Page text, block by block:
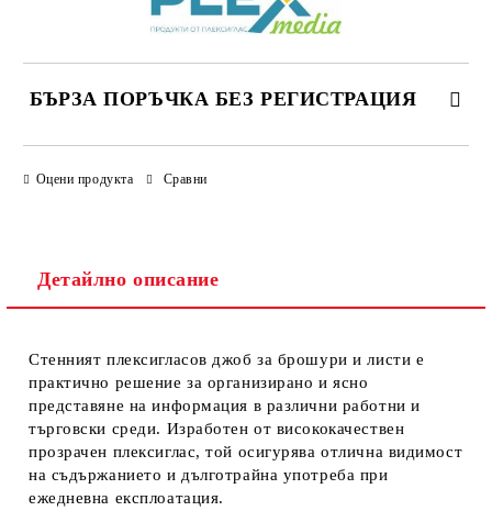
БЪРЗА ПОРЪЧКА БЕЗ РЕГИСТРАЦИЯ
Ние ще се свържем с вас в рамките на работния ден.
Оцени продукта Сравни
Детайлно описание
Стенният плексигласов джоб за брошури и листи е
практично решение за организирано и ясно
представяне на информация в различни работни и
търговски среди. Изработен от висококачествен
прозрачен плексиглас, той осигурява отлична видимост
на съдържанието и дълготрайна употреба при
ежедневна експлоатация.